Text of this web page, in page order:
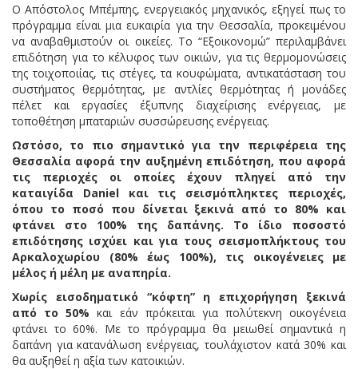
Ο Απόστολος Μπέμπης, ενεργειακός μηχανικός, εξηγεί πως το
πρόγραμμα είναι μια ευκαιρία για την Θεσσαλία, προκειμένου
να αναβαθμιστούν οι οικείες. Το “Εξοικονομώ” περιλαμβάνει
επιδότηση για το κέλυφος των οικιών, για τις θερμομονώσεις
της τοιχοποιίας, τις στέγες, τα κουφώματα, αντικατάσταση του
συστήματος θερμότητας, με αντλίες θερμότητας ή μονάδες
πέλετ και εργασίες έξυπνης διαχείρισης ενέργειας, με
τοποθέτηση μπαταριών συσσώρευσης ενέργειας.
Ωστόσο, το πιο σημαντικό για την περιφέρεια της
Θεσσαλία αφορά την αυξημένη επιδότηση, που αφορά
τις περιοχές οι οποίες έχουν πληγεί από την
καταιγίδα Daniel και τις σεισμόπληκτες περιοχές,
όπου το ποσό που δίνεται ξεκινά από το 80% και
φτάνει στο 100% της δαπάνης. Το ίδιο ποσοστό
επιδότησης ισχύει και για τους σεισμοπλήκτους του
Αρκαλοχωρίου (80% έως 100%), τις οικογένειες με
μέλος ή μέλη με αναπηρία.
Χωρίς εισοδηματικό “κόφτη” η επιχορήγηση ξεκινά
από το 50% και εάν πρόκειται για πολύτεκνη οικογένεια
φτάνει το 60%. Με το πρόγραμμα θα μειωθεί σημαντικά η
δαπάνη για κατανάλωση ενέργειας, τουλάχιστον κατά 30% και
θα αυξηθεί η αξία των κατοικιών.